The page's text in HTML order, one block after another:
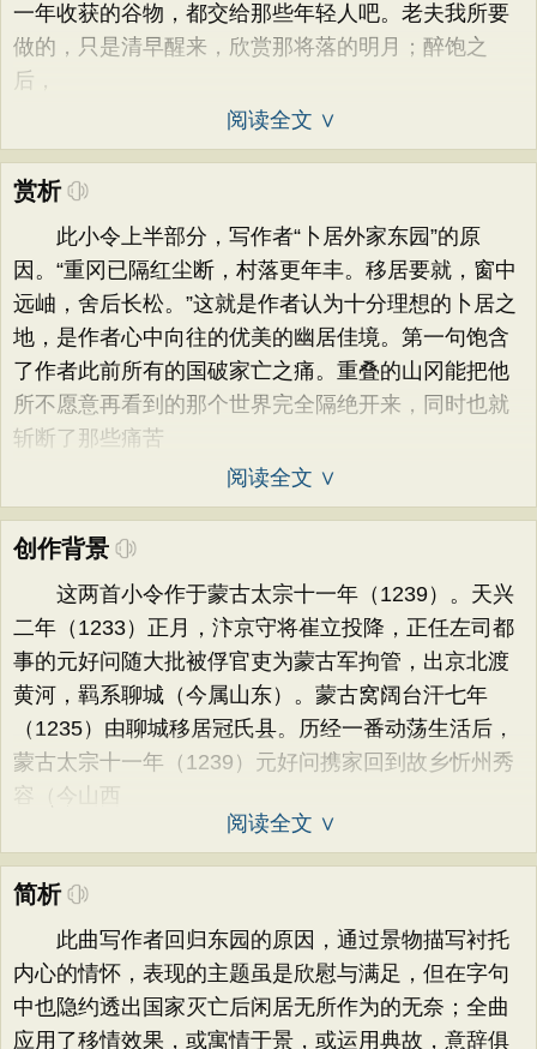
一年收获的谷物，都交给那些年轻人吧。老夫我所要
做的，只是清早醒来，欣赏那将落的明月；醉饱之
后，
阅读全文 ∨
赏析
此小令上半部分，写作者“卜居外家东园”的原
因。“重冈已隔红尘断，村落更年丰。移居要就，窗中
远岫，舍后长松。”这就是作者认为十分理想的卜居之
地，是作者心中向往的优美的幽居佳境。第一句饱含
了作者此前所有的国破家亡之痛。重叠的山冈能把他
所不愿意再看到的那个世界完全隔绝开来，同时也就
斩断了那些痛苦
阅读全文 ∨
创作背景
这两首小令作于蒙古太宗十一年（1239）。天兴
二年（1233）正月，汴京守将崔立投降，正任左司都
事的元好问随大批被俘官吏为蒙古军拘管，出京北渡
黄河，羁系聊城（今属山东）。蒙古窝阔台汗七年
（1235）由聊城移居冠氏县。历经一番动荡生活后，
蒙古太宗十一年（1239）元好问携家回到故乡忻州秀
容（今山西
阅读全文 ∨
简析
此曲写作者回归东园的原因，通过景物描写衬托
内心的情怀，表现的主题虽是欣慰与满足，但在字句
中也隐约透出国家灭亡后闲居无所作为的无奈；全曲
应用了移情效果，或寓情于景，或运用典故，意辞俱